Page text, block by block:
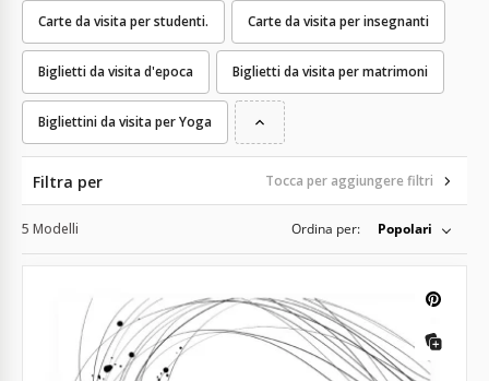
Carte da visita per studenti. Carte da visita per insegnanti
Biglietti da visita d'epoca Biglietti da visita per matrimoni
Bigliettini da visita per Yoga
Filtra per Tocca per aggiungere filtri
5 Modelli Ordina per: Popolari